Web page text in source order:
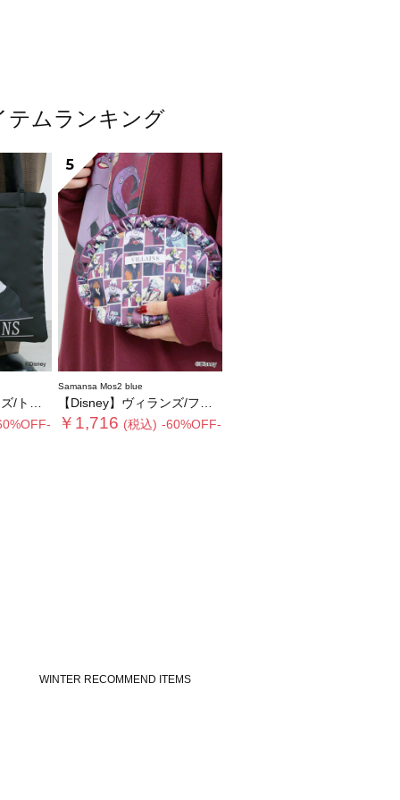
テムランキング
ッグ
5
Samansa Mos2 blue
【Disney】ヴィランズ/フリルポーチ
￥1,716 (税込) -60%OFF-